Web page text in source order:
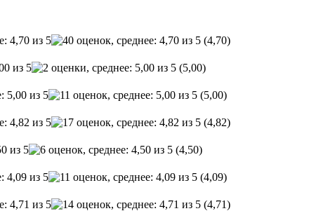
(4,70)
(5,00)
(5,00)
(4,82)
(4,50)
(4,09)
(4,71)